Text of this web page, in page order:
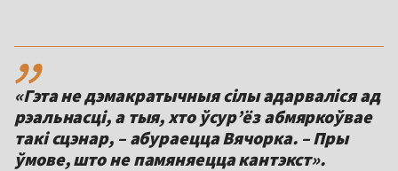
,,
«Гэта не дэмакратычныя сілы адарваліся ад
рэальнасці, а тыя, хто ўсур’ёз абмяркоўвае
такі сцэнар, – абураецца Вячорка. – Пры
ўмове, што не памяняецца кантэкст».